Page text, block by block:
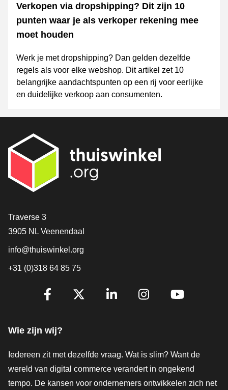
Verkopen via dropshipping? Dit zijn 10
punten waar je als verkoper rekening mee
moet houden
Werk je met dropshipping? Dan gelden dezelfde
regels als voor elke webshop. Dit artikel zet 10
belangrijke aandachtspunten op een rij voor eerlijke
en duidelijke verkoop aan consumenten.
Contact
Traverse 3
3905 NL Veenendaal
info@thuiswinkel.org
+31 (0)318 64 85 75
Volg je ons al?
Wie zijn wij?
Iedereen zit met dezelfde vraag. Wat is slim? Want de
wereld van digital commerce verandert in ongekend
tempo. De kansen voor ondernemers ontwikkelen zich net